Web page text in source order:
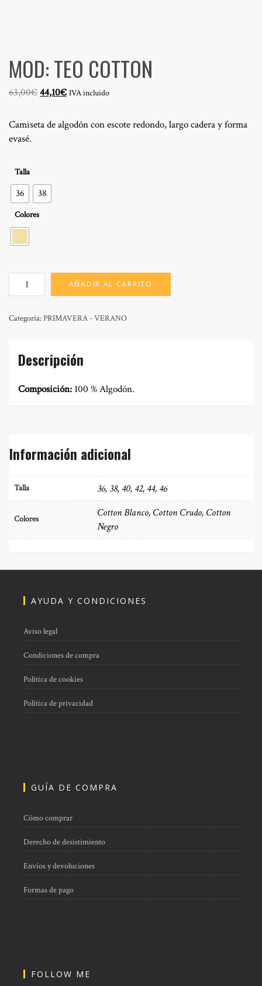
MOD: TEO COTTON
63,00€El
original
44,10€El
actual
es:
IVA incluido
Camiseta de algodón con escote redondo, largo cadera y forma
evasé.
Talla
36 38
Colores
cantidad
AÑADIR AL CARRITO
Categoría:PRIMAVERA - VERANO
Descripción
Composición: 100 % Algodón.
Información adicional
Talla 36, 38, 40, 42, 44, 46
Colores
Cotton Blanco, Cotton Crudo, Cotton
Negro
AYUDA Y CONDICIONES
Aviso legal
Condiciones de compra
Política de cookies
Política de privacidad
GUÍA DE COMPRA
Cómo comprar
Derecho de desistimiento
Envíos y devoluciones
Formas de pago
FOLLOW ME